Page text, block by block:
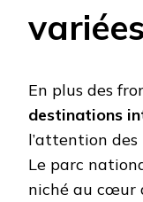
variées
En plus des
destinations
l’attention des
Le parc
niché au cœur